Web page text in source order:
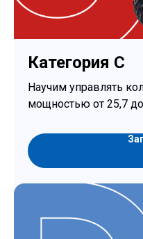
Категория C
Научим управлять
мощностью от 25,7